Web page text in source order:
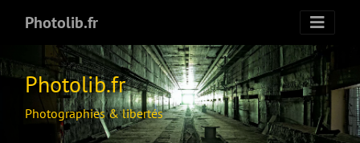
Photolib.fr
Photolib.fr
Photographies & libertés